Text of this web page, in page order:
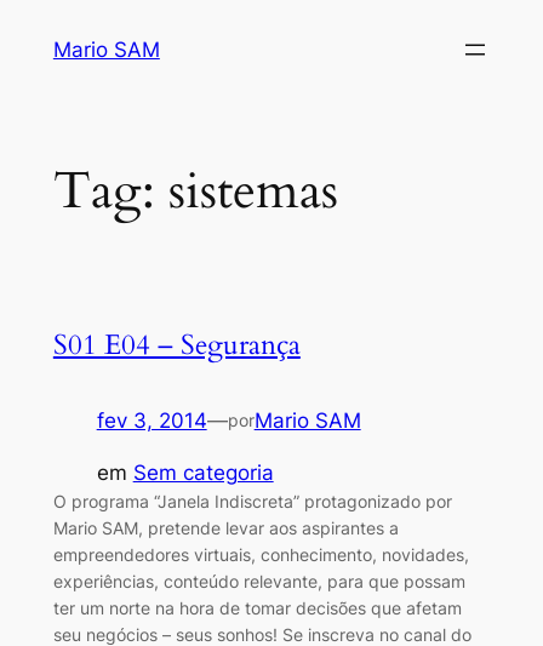
Mario SAM
Tag: sistemas
S01 E04 – Segurança
fev 3, 2014—porMario SAM
em Sem categoria
O programa “Janela Indiscreta” protagonizado por
Mario SAM, pretende levar aos aspirantes a
empreendedores virtuais, conhecimento, novidades,
experiências, conteúdo relevante, para que possam
ter um norte na hora de tomar decisões que afetam
seu negócios – seus sonhos! Se inscreva no canal do